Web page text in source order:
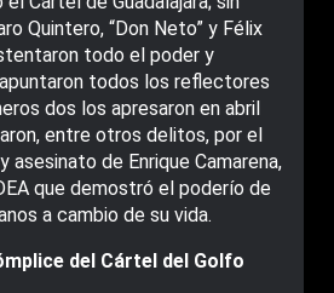
Quintero, “Don Neto” y Félix
todo el poder y
todos los reflectores
dos los apresaron en abril
entre otros delitos, por el
de Enrique Camarena,
que demostró el poderío de
a cambio de su vida.
del Cártel del Golfo